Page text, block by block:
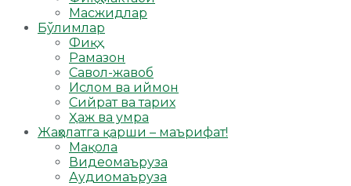
Масжидлар
Бўлимлар
Фиқҳ
Рамазон
Савол-жавоб
Ислом ва иймон
Сийрат ва тарих
Ҳаж ва умра
Жаҳолатга қарши – маърифат!
Мақола
Видеомаъруза
Аудиомаъруза